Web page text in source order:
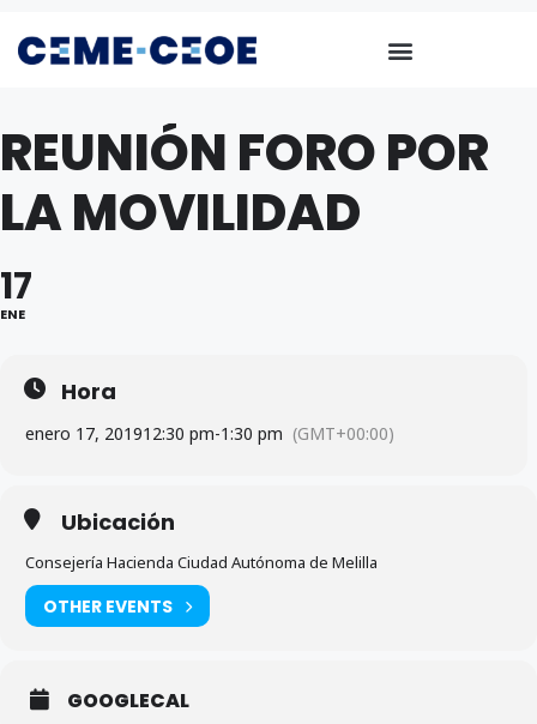
REUNIÓN FORO POR
LA MOVILIDAD
17
ENE
Hora
enero 17, 201912:30 pm-1:30 pm (GMT+00:00)
Ubicación
Consejería Hacienda Ciudad Autónoma de Melilla
OTHER EVENTS
GOOGLECAL